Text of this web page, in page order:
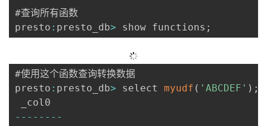
#查询所有函数
presto : presto_db> show functions ;
#使用这个函数查询转换数据
presto : presto_db> select myudf ( 'ABCDEF' ) ;
-- -- -- --